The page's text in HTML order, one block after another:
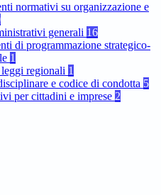
normativi su organizzazione e
generali 16
di programmazione strategico-
1
leggi regionali 1
e codice di condotta 5
per cittadini e imprese 2